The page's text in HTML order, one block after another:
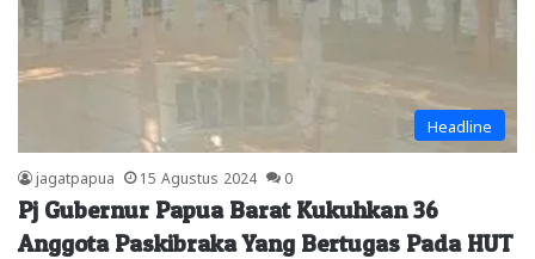
Headline
jagatpapua 15 Agustus 2024 0
Pj Gubernur Papua Barat Kukuhkan 36
Anggota Paskibraka Yang Bertugas Pada HUT